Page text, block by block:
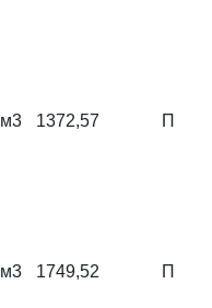
м3 1372,57 П
м3 1749,52 П